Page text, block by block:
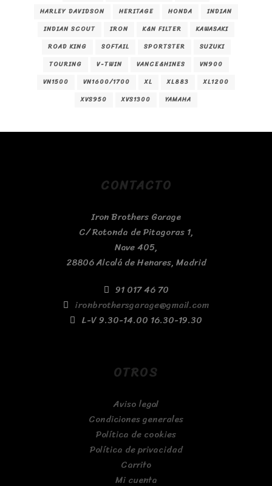
HARLEY DAVIDSON
HERITAGE HONDA
INDIAN
INDIAN SCOUT
IRON K&N FILTER
KAWASAKI
ROAD KING
SOFTAIL SPORTSTER
SUZUKI
TOURING
V-TWIN VANCE&HINES
VN900
VN1500
VN1600/1700 XL XL883
XL1200
XVS950
XVS1300 YAMAHA
CONTACTO
Iron Brothers Garage
C/ Rotonda de Pitagoras 1,
Nave 405,
28806 Alcalá de Henares, Madrid
91 017 46 70
ironbrothersgarage@gmail.com
L-V 9.30-14.00 16.30-19.30
OTROS
Aviso legal
Condiciones generales
Política de cookies
Política de privacidad
Carrito
Mi cuenta